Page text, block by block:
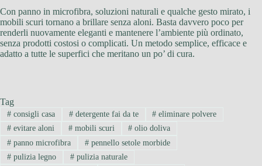
Con panno in microfibra, soluzioni naturali e qualche gesto mirato, i
mobili scuri tornano a brillare senza aloni. Basta davvero poco per
renderli nuovamente eleganti e mantenere l’ambiente più ordinato,
senza prodotti costosi o complicati. Un metodo semplice, efficace e
adatto a tutte le superfici che meritano un po’ di cura.
Tag
#consigli casa #detergente fai da te # eliminare polvere
#evitare aloni #mobili scuri # olio doliva
#panno microfibra #pennello setole morbide
#pulizia legno #pulizia naturale